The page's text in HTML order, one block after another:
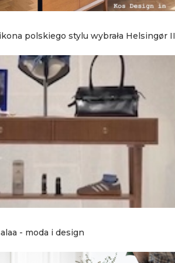
polskiego stylu wybrała Helsingør II
- moda i design